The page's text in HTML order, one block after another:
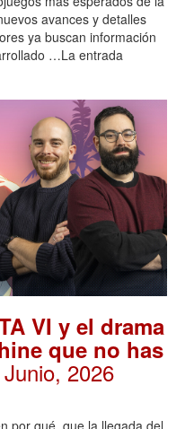
avances y detalles
ya buscan información
…La entrada
VI y el drama
que no has
2026
por qué, que la llegada del